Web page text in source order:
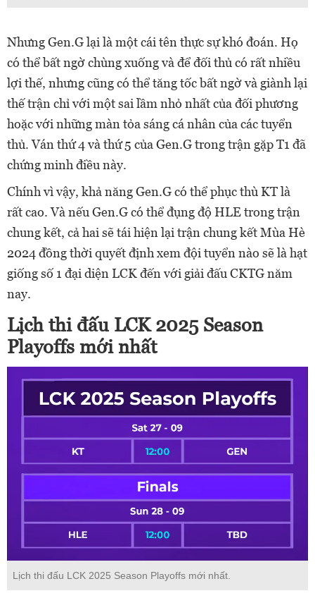
Nhưng Gen.G lại là một cái tên thực sự khó đoán. Họ
có thể bất ngờ chùng xuống và để đối thủ có rất nhiều
lợi thế, nhưng cũng có thể tăng tốc bất ngờ và giành lại
thế trận chỉ với một sai lầm nhỏ nhất của đối phương
hoặc với những màn tỏa sáng cá nhân của các tuyển
thủ. Ván thứ 4 và thứ 5 của Gen.G trong trận gặp T1 đã
chứng minh điều này.
Chính vì vậy, khả năng Gen.G có thể phục thù KT là
rất cao. Và nếu Gen.G có thể đụng độ HLE trong trận
chung kết, cả hai sẽ tái hiện lại trận chung kết Mùa Hè
2024 đồng thời quyết định xem đội tuyển nào sẽ là hạt
giống số 1 đại diện LCK đến với giải đấu CKTG năm
nay.
Lịch thi đấu LCK 2025 Season
Playoffs mới nhất
Lịch thi đấu LCK 2025 Season Playoffs mới nhất.